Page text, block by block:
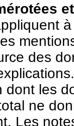
des
dont les
ne
Les